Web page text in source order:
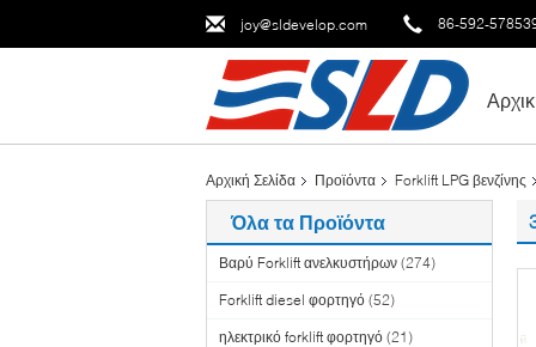
joy@sldevelop.com 86-592-
Αρχική Σελίδα Προϊόντα Forklift LPG βενζίνης
Όλα τα Προϊόντα
Βαρύ Forklift ανελκυστήρων (274)
Forklift diesel φορτηγό (52)
ηλεκτρικό forklift φορτηγό (21)